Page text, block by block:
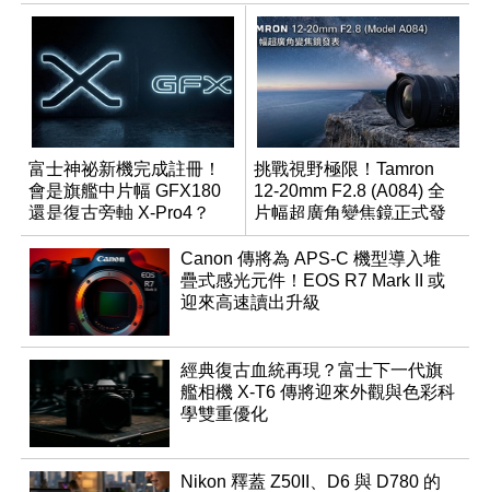
富士神祕新機完成註冊！
會是旗艦中片幅 GFX180
還是復古旁軸 X-Pro4？
挑戰視野極限！Tamron
12-20mm F2.8 (A084) 全
片幅超廣角變焦鏡正式發
表
Canon 傳將為 APS-C 機型導入堆
疊式感光元件！EOS R7 Mark II 或
迎來高速讀出升級
經典復古血統再現？富士下一代旗
艦相機 X-T6 傳將迎來外觀與色彩科
學雙重優化
Nikon 釋蓋 Z50II、D6 與 D780 的